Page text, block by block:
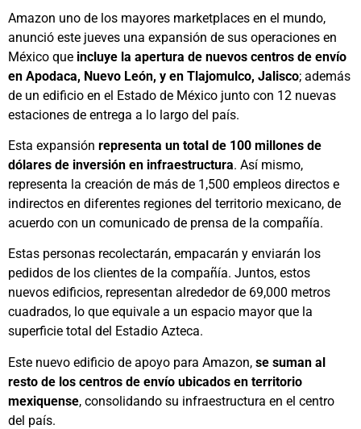
Amazon uno de los mayores marketplaces en el mundo,
anunció este jueves una expansión de sus operaciones en
México que incluye la apertura de nuevos centros de envío
en Apodaca, Nuevo León, y en Tlajomulco, Jalisco; además
de un edificio en el Estado de México junto con 12 nuevas
estaciones de entrega a lo largo del país.
Esta expansión representa un total de 100 millones de
dólares de inversión en infraestructura. Así mismo,
representa la creación de más de 1,500 empleos directos e
indirectos en diferentes regiones del territorio mexicano, de
acuerdo con un comunicado de prensa de la compañía.
Estas personas recolectarán, empacarán y enviarán los
pedidos de los clientes de la compañía. Juntos, estos
nuevos edificios, representan alrededor de 69,000 metros
cuadrados, lo que equivale a un espacio mayor que la
superficie total del Estadio Azteca.
Este nuevo edificio de apoyo para Amazon, se suman al
resto de los centros de envío ubicados en territorio
mexiquense, consolidando su infraestructura en el centro
del país.